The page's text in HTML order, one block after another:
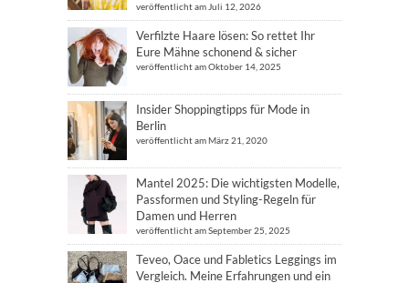
veröffentlicht am Juli 12, 2026
Verfilzte Haare lösen: So rettet Ihr
Eure Mähne schonend & sicher
veröffentlicht am Oktober 14, 2025
Insider Shoppingtipps für Mode in
Berlin
veröffentlicht am März 21, 2020
Mantel 2025: Die wichtigsten Modelle,
Passformen und Styling-Regeln für
Damen und Herren
veröffentlicht am September 25, 2025
Teveo, Oace und Fabletics Leggings im
Vergleich. Meine Erfahrungen und ein